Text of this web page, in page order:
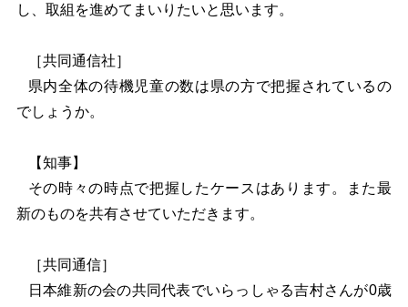
し、取組を進めてまいりたいと思います。
［共同通信社］
県内全体の待機児童の数は県の方で把握されているの
でしょうか。
【知事】
その時々の時点で把握したケースはあります。また最
新のものを共有させていただきます。
［共同通信］
日本維新の会の共同代表でいらっしゃる吉村さんが0歳